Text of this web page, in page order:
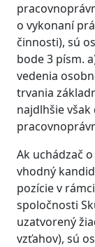
o vykonaní
činnosti), sú
bode 3 písm.
vedenia
trvania
najdlhšie
Ak uchádzač
vhodný
pozície v
spoločnosti
uzatvorený
vzťahov), sú